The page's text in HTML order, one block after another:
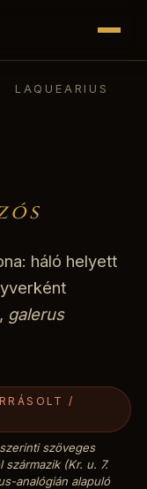
LAQUEARIUS
háló helyett
galerus
/
szöveges
származik (Kr. u. 7.
-analógián alapuló